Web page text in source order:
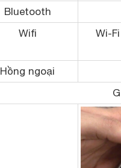
Bluetooth
Wifi
Wi-
Hồng ngoại